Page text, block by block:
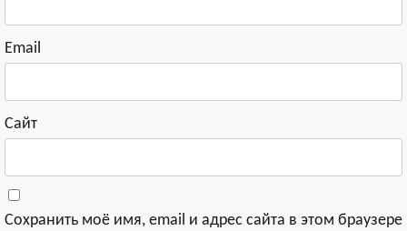
Email
Сайт
Сохранить моё имя, email и адрес сайта в этом браузере